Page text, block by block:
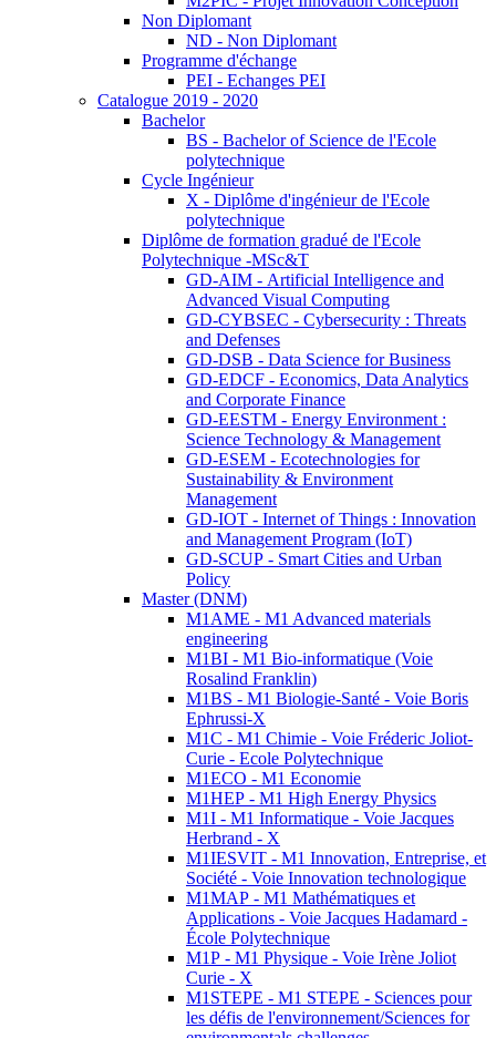
Non Diplomant
ND - Non Diplomant
Programme d'échange
PEI - Echanges PEI
Catalogue 2019 - 2020
Bachelor
BS - Bachelor of Science de l'Ecole
polytechnique
Cycle Ingénieur
X - Diplôme d'ingénieur de l'Ecole
polytechnique
Diplôme de formation gradué de l'Ecole
Polytechnique -MSc&T
GD-AIM - Artificial Intelligence and
Advanced Visual Computing
GD-CYBSEC - Cybersecurity : Threats
and Defenses
GD-DSB - Data Science for Business
GD-EDCF - Economics, Data Analytics
and Corporate Finance
GD-EESTM - Energy Environment :
Science Technology & Management
GD-ESEM - Ecotechnologies for
Sustainability & Environment
Management
GD-IOT - Internet of Things : Innovation
and Management Program (IoT)
GD-SCUP - Smart Cities and Urban
Policy
Master (DNM)
M1AME - M1 Advanced materials
engineering
M1BI - M1 Bio-informatique (Voie
Rosalind Franklin)
M1BS - M1 Biologie-Santé - Voie Boris
Ephrussi-X
M1C - M1 Chimie - Voie Fréderic Joliot-
Curie - Ecole Polytechnique
M1ECO - M1 Economie
M1HEP - M1 High Energy Physics
M1I - M1 Informatique - Voie Jacques
Herbrand - X
M1IESVIT - M1 Innovation, Entreprise, et
Société - Voie Innovation technologique
M1MAP - M1 Mathématiques et
Applications - Voie Jacques Hadamard -
École Polytechnique
M1P - M1 Physique - Voie Irène Joliot
Curie - X
M1STEPE - M1 STEPE - Sciences pour
les défis de l'environnement/Sciences for